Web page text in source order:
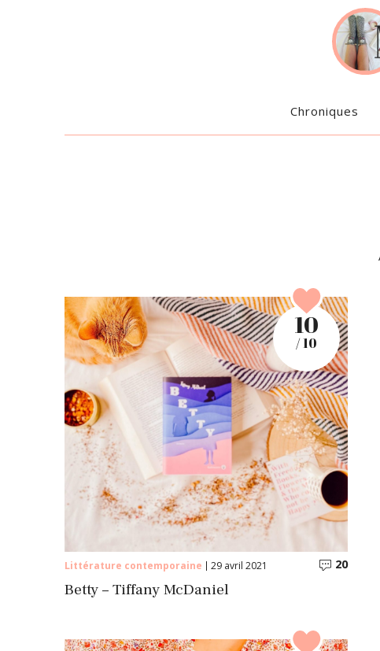
Chroniques
Littérature contemporaine 29 avril 2021 20
Betty – Tiffany McDaniel
10
/ 10